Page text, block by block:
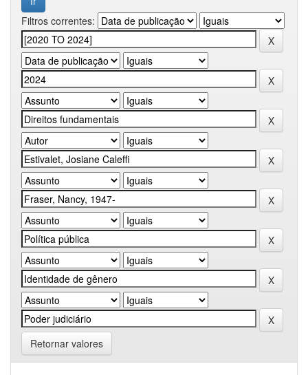
Filtros correntes:
Retornar valores